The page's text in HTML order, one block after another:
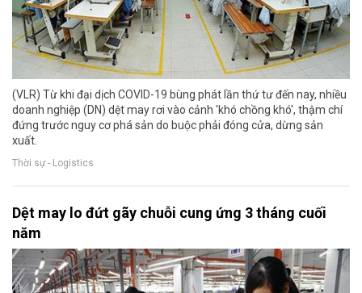
(VLR) Từ khi đại dịch COVID-19 bùng phát lần thứ tư đến nay, nhiều
doanh nghiệp (DN) dệt may rơi vào cảnh 'khó chồng khó', thậm chí
đứng trước nguy cơ phá sản do buộc phải đóng cửa, dừng sản
xuất.
Thời sự - Logistics
Dệt may lo đứt gãy chuỗi cung ứng 3 tháng cuối
năm